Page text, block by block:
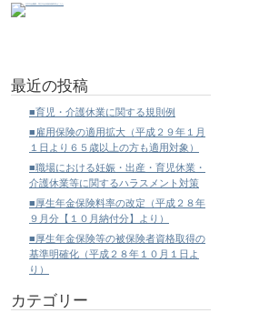
最近の投稿
■育児・介護休業に関する規則例
■雇用保険の適用拡大（平成２９年１月
１日より６５歳以上の方も適用対象）
■職場における妊娠・出産・育児休業・
介護休業等に関するハラスメント対策
■厚生年金保険料率の改定（平成２８年
９月分【１０月納付分】より）
■厚生年金保険等の被保険者資格取得の
基準明確化（平成２８年１０月１日よ
り）
カテゴリー